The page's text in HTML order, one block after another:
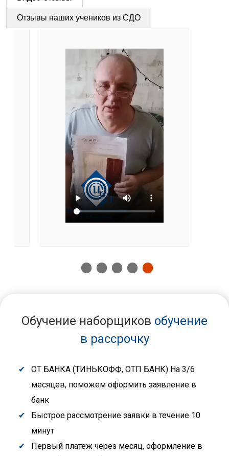
Отзывы наших учеников из СДО
Обучение наборщиков обучение
в рассрочку
ОТ БАНКА (ТИНЬКОФФ, ОТП БАНК) На 3/6
месяцев, поможем оформить заявление в
банк
Быстрое рассмотрение заявки в течение 10
минут
Первый платеж через месяц, оформление в